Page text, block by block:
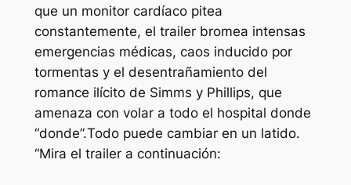
que un monitor cardíaco pitea
constantemente, el trailer bromea intensas
emergencias médicas, caos inducido por
tormentas y el desentrañamiento del
romance ilícito de Simms y Phillips, que
amenaza con volar a todo el hospital donde
“donde”.Todo puede cambiar en un latido.
“Mira el trailer a continuación: